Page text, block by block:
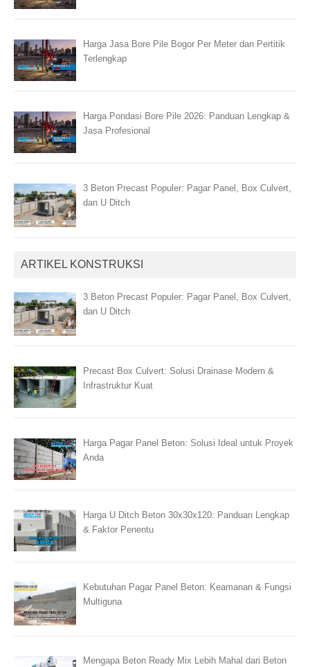
Harga Jasa Bore Pile Bogor Per Meter dan Pertitik
Terlengkap
Harga Pondasi Bore Pile 2026: Panduan Lengkap &
Jasa Profesional
3 Beton Precast Populer: Pagar Panel, Box Culvert,
dan U Ditch
ARTIKEL KONSTRUKSI
3 Beton Precast Populer: Pagar Panel, Box Culvert,
dan U Ditch
Precast Box Culvert: Solusi Drainase Modern &
Infrastruktur Kuat
Harga Pagar Panel Beton: Solusi Ideal untuk Proyek
Anda
Harga U Ditch Beton 30x30x120: Panduan Lengkap
& Faktor Penentu
Kebutuhan Pagar Panel Beton: Keamanan & Fungsi
Multiguna
Mengapa Beton Ready Mix Lebih Mahal dari Beton